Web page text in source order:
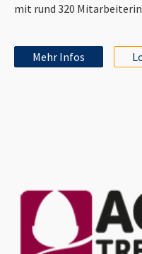
mit rund 320
Mehr Infos